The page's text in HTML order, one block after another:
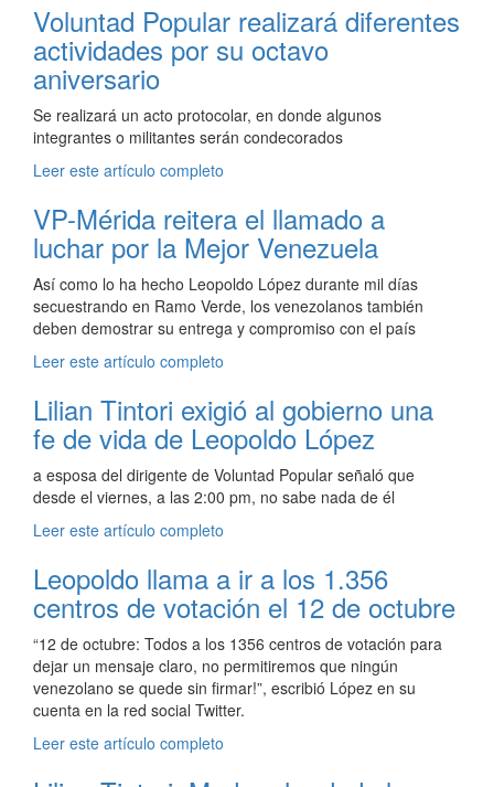
Voluntad Popular realizará diferentes
actividades por su octavo
aniversario
Se realizará un acto protocolar, en donde algunos
integrantes o militantes serán condecorados
Leer este artículo completo
VP-Mérida reitera el llamado a
luchar por la Mejor Venezuela
Así como lo ha hecho Leopoldo López durante mil días
secuestrando en Ramo Verde, los venezolanos también
deben demostrar su entrega y compromiso con el país
Leer este artículo completo
Lilian Tintori exigió al gobierno una
fe de vida de Leopoldo López
a esposa del dirigente de Voluntad Popular señaló que
desde el viernes, a las 2:00 pm, no sabe nada de él
Leer este artículo completo
Leopoldo llama a ir a los 1.356
centros de votación el 12 de octubre
“12 de octubre: Todos a los 1356 centros de votación para
dejar un mensaje claro, no permitiremos que ningún
venezolano se quede sin firmar!”, escribió López en su
cuenta en la red social Twitter.
Leer este artículo completo